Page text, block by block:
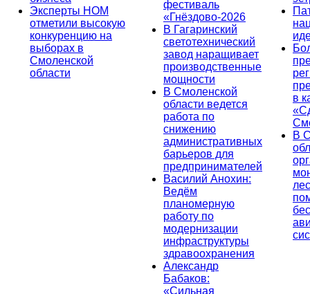
Эксперты НОМ
отметили высокую
конкуренцию на
выборах в
Смоленской
области
фестиваль
«Гнёздово-2026
В Гагаринский
светотехнический
завод наращивает
производственные
мощности
В Смоленской
области ведется
работа по
снижению
административных
барьеров для
предпринимателей
Василий Анохин:
Ведём
планомерную
работу по
модернизации
инфраструктуры
здравоохранения
Александр
Бабаков:
«Сильная
в
В